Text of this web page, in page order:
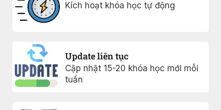
Kích hoạt khóa học tự động
Update liên tục
Cập nhật 15-20 khóa học mới mỗi
tuần